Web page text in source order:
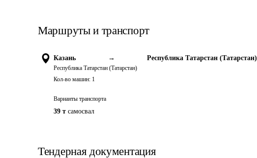
Маршруты и транспорт
Казань →
Республика Татарстан (Татарстан)
Республика Татарстан (Татарстан)
Кол-во машин: 1
Варианты транспорта
39 т самосвал
Тендерная документация